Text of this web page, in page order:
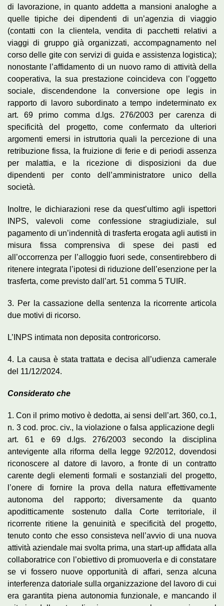
di lavorazione, in quanto addetta a mansioni analoghe a
quelle tipiche dei dipendenti di un’agenzia di viaggio
(contatti con la clientela, vendita di pacchetti relativi a
viaggi di gruppo già organizzati, accompagnamento nel
corso delle gite con servizi di guida e assistenza logistica);
nonostante l’affidamento di un nuovo ramo di attività della
cooperativa, la sua prestazione coincideva con l’oggetto
sociale, discendendone la conversione ope legis in
rapporto di lavoro subordinato a tempo indeterminato ex
art. 69 primo comma d.lgs. 276/2003 per carenza di
specificità del progetto, come confermato da ulteriori
argomenti emersi in istruttoria quali la percezione di una
retribuzione fissa, la fruizione di ferie e di periodi assenza
per malattia, e la ricezione di disposizioni da due
dipendenti per conto dell’amministratore unico della
società.
Inoltre, le dichiarazioni rese da quest’ultimo agli ispettori
INPS, valevoli come confessione stragiudiziale, sul
pagamento di un’indennità di trasferta erogata agli autisti in
misura fissa comprensiva di spese dei pasti ed
all’occorrenza per l’alloggio fuori sede, consentirebbero di
ritenere integrata l’ipotesi di riduzione dell’esenzione per la
trasferta, come previsto dall’art. 51 comma 5 TUIR.
3. Per la cassazione della sentenza la ricorrente articola
due motivi di ricorso.
L’INPS intimata non deposita controricorso.
4. La causa è stata trattata e decisa all’udienza camerale
del 11/12/2024.
Considerato che
1. Con il primo motivo è dedotta, ai sensi dell’art. 360, co.1,
n. 3 cod. proc. civ., la violazione o falsa applicazione degli
art. 61 e 69 d.lgs. 276/2003 secondo la disciplina
antevigente alla riforma della legge 92/2012, dovendosi
riconoscere al datore di lavoro, a fronte di un contratto
carente degli elementi formali e sostanziali del progetto,
l’onere di fornire la prova della natura effettivamente
autonoma del rapporto; diversamente da quanto
apoditticamente sostenuto dalla Corte territoriale, il
ricorrente ritiene la genuinità e specificità del progetto,
tenuto conto che esso consisteva nell’avvio di una nuova
attività aziendale mai svolta prima, una start-up affidata alla
collaboratrice con l’obiettivo di promuoverla e di constatare
se vi fossero nuove opportunità di affari, senza alcuna
interferenza datoriale sulla organizzazione del lavoro di cui
era garantita piena autonomia funzionale, e mancando il